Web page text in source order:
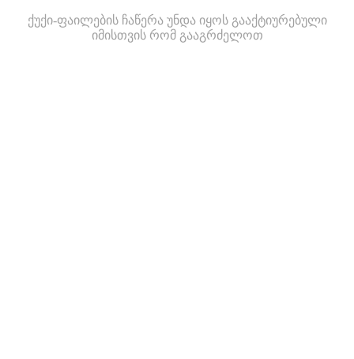
ქუქი-ფაილების ჩაწერა უნდა იყოს გააქტიურებული
იმისთვის რომ გააგრძელოთ